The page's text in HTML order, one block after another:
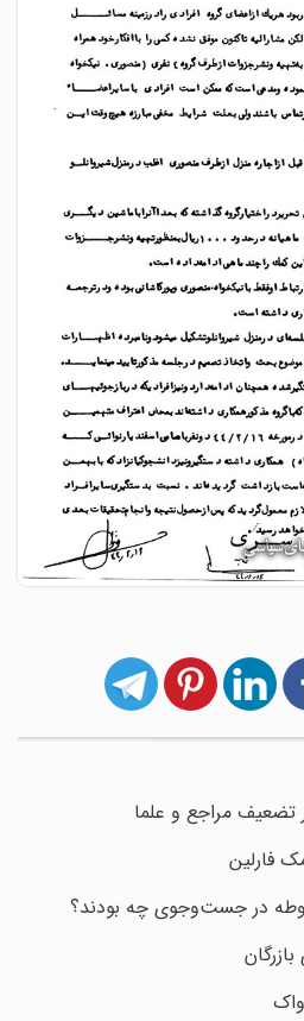
مراجع و علما
در جست‌وجوی چه بودند؟